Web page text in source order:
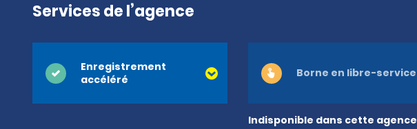
Services de l’agence
Enregistrement
accéléré
Indisponible dans cette agence
Borne en libre-service